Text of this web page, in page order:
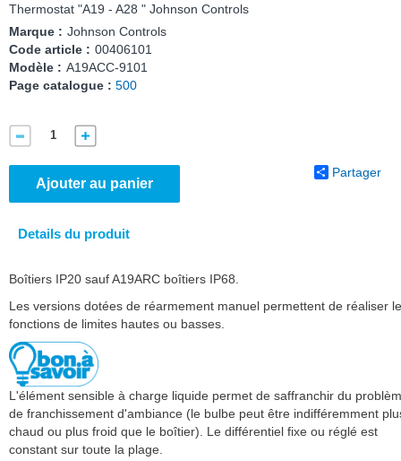
Thermostat "A19 - A28 " Johnson Controls
Marque : Johnson Controls
Code article : 00406101
Modèle : A19ACC-9101
Page catalogue : 500
Ajouter au panier
Partager
Details du produit
Boîtiers IP20 sauf A19ARC boîtiers IP68.
Les versions dotées de réarmement manuel permettent de réaliser
fonctions de limites hautes ou basses.
L'élément sensible à charge liquide permet de saffranchir du
de franchissement d'ambiance (le bulbe peut être indifféremment
chaud ou plus froid que le boîtier). Le différentiel fixe ou réglé est
constant sur toute la plage.